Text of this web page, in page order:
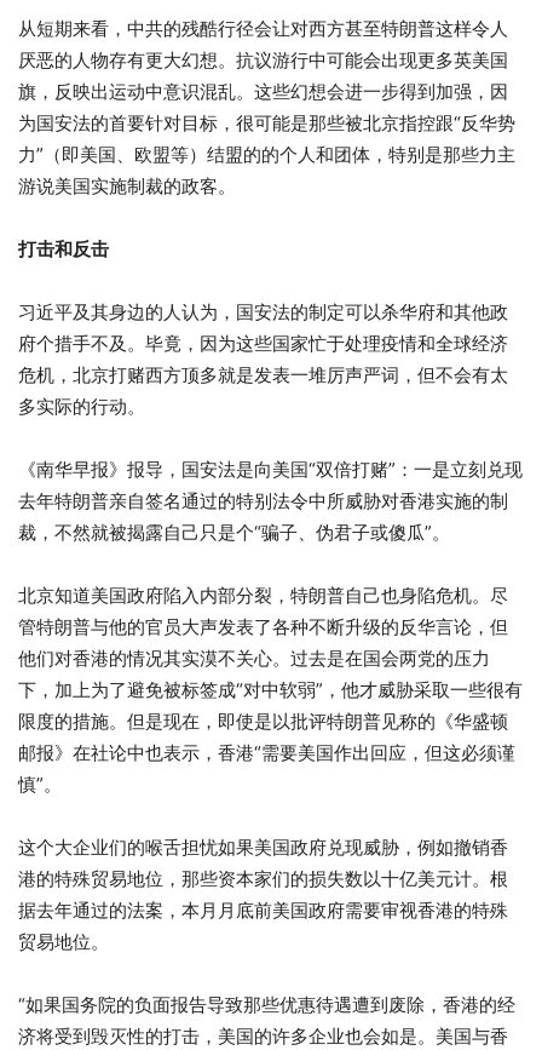
从短期来看，中共的残酷行径会让对西方甚至特朗普这样令人
厌恶的人物存有更大幻想。抗议游行中可能会出现更多英美国
旗，反映出运动中意识混乱。这些幻想会进一步得到加强，因
为国安法的首要针对目标，很可能是那些被北京指控跟“反华势
力”（即美国、欧盟等）结盟的的个人和团体，特别是那些力主
游说美国实施制裁的政客。
打击和反击
习近平及其身边的人认为，国安法的制定可以杀华府和其他政
府个措手不及。毕竟，因为这些国家忙于处理疫情和全球经济
危机，北京打赌西方顶多就是发表一堆厉声严词，但不会有太
多实际的行动。
《南华早报》报导，国安法是向美国“双倍打赌”：一是立刻兑现
去年特朗普亲自签名通过的特别法令中所威胁对香港实施的制
裁，不然就被揭露自己只是个“骗子、伪君子或傻瓜”。
北京知道美国政府陷入内部分裂，特朗普自己也身陷危机。尽
管特朗普与他的官员大声发表了各种不断升级的反华言论，但
他们对香港的情况其实漠不关心。过去是在国会两党的压力
下，加上为了避免被标签成“对中软弱”，他才威胁采取一些很有
限度的措施。但是现在，即使是以批评特朗普见称的《华盛顿
邮报》在社论中也表示，香港“需要美国作出回应，但这必须谨
慎”。
这个大企业们的喉舌担忧如果美国政府兑现威胁，例如撤销香
港的特殊贸易地位，那些资本家们的损失数以十亿美元计。根
据去年通过的法案，本月月底前美国政府需要审视香港的特殊
贸易地位。
“如果国务院的负面报告导致那些优惠待遇遭到废除，香港的经
济将受到毁灭性的打击，美国的许多企业也会如是。美国与香